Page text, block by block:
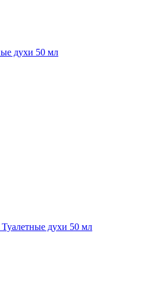
духи 50 мл
духи 50 мл